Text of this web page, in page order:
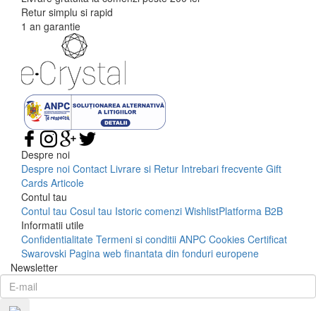
Retur simplu si rapid
1 an garantie
Despre noi
Despre noi Contact Livrare si Retur Intrebari frecvente Gift
Cards Articole
Contul tau
Contul tau Cosul tau Istoric comenzi WishlistPlatforma B2B
Informatii utile
Confidentialitate Termeni si conditii ANPC Cookies Certificat
Swarovski Pagina web finantata din fonduri europene
Newsletter